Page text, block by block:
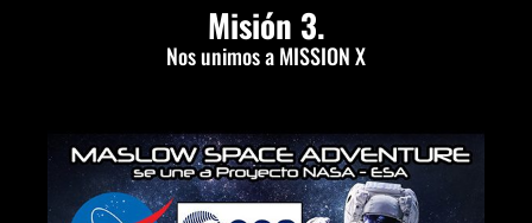
Misión 3.
Nos unimos a MISSION X